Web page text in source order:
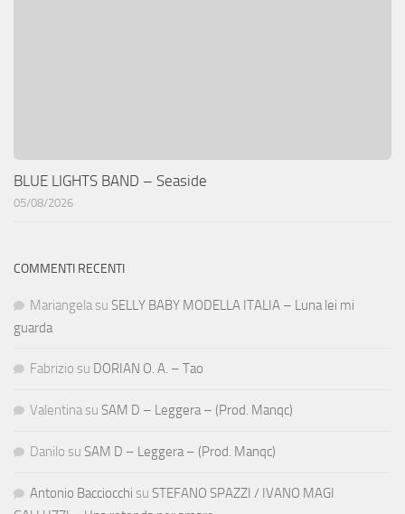
BLUE LIGHTS BAND – Seaside
05/08/2026
COMMENTI RECENTI
Mariangela su SELLY BABY MODELLA ITALIA – Luna lei mi
guarda
Fabrizio su DORIAN O. A. – Tao
Valentina su SAM D – Leggera – (Prod. Manqc)
Danilo su SAM D – Leggera – (Prod. Manqc)
Antonio Bacciocchi su STEFANO SPAZZI / IVANO MAGI